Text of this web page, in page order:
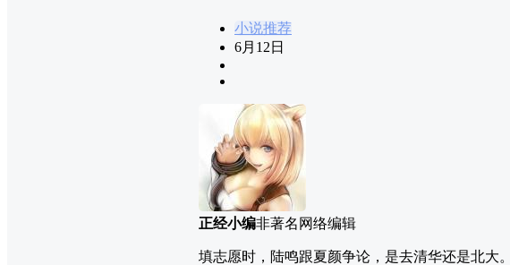
小说推荐
6月12日
正经小编非著名网络编辑
填志愿时，陆鸣跟夏颜争论，是去清华还是北大。